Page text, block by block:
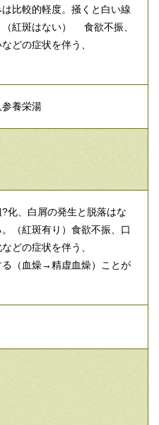
比較的軽度。掻くと白い線
（紅斑はない） 食欲不振、
どの症状を伴う、
養栄湯
化、白屑の発生と脱落はな
（紅斑有り）食欲不振、口
どの症状を伴う、
（血燥→精虚血燥）ことが